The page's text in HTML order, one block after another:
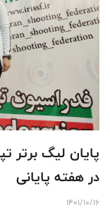
پایان لیگ برتر
در هفته پایانی
1401/10/16